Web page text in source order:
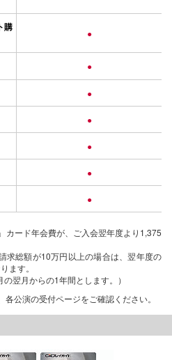
購
●
●
●
●
●
●
●
カード年会費が、ご入会翌年度より1,375
求総額が10万円以上の場合は、翌年度の
ます。
翌月からの1年間とします。）
公演の受付ページをご確認ください。